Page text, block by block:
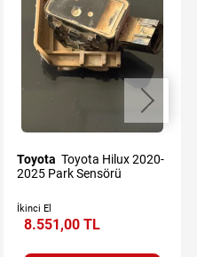
Toyota
2025 Park Sensörü
İkinci El
8.551,00 TL